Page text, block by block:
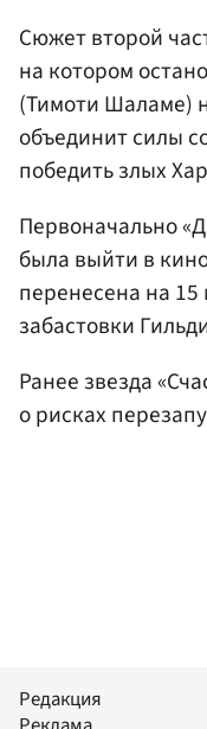
Сюжет второй
на котором
(Тимоти Шаламе)
объединит силы
победить злых
Первоначально
была выйти в
перенесена на 15
забастовки
Ранее звезда
о рисках
Редакция